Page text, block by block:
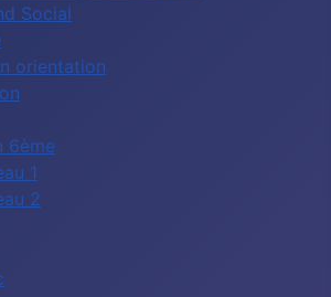
Social
orientation
6ème
1
2